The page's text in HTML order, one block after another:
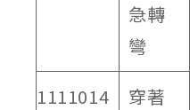
急轉
彎
1111014
穿著